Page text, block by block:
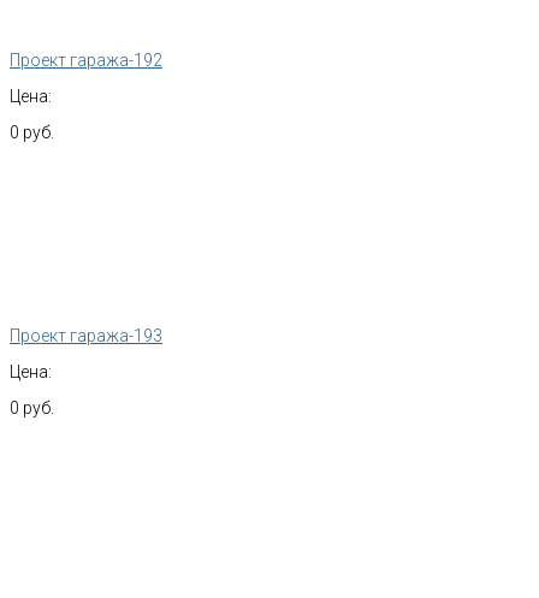
Проект гаража-192
Цена:
0 руб.
Проект гаража-193
Цена:
0 руб.